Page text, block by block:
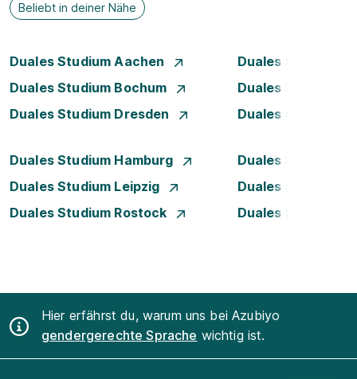
Beliebt in deiner Nähe
Duales Studium Aachen
Duales Studium
Duales Studium Bochum
Duales Studium
Duales Studium Dresden
Duales Studium
Duales Studium Hamburg
Duales Studium
Duales Studium Leipzig
Duales Studium
Duales Studium Rostock
Duales Studium
Hier erfährst du, warum uns bei Azubiyo
gendergerechte Sprache wichtig ist.